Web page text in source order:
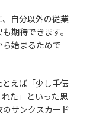
自分以外の従業
期待できます。
始まるためで
えば「少し手伝
た」といった思
サンクスカード